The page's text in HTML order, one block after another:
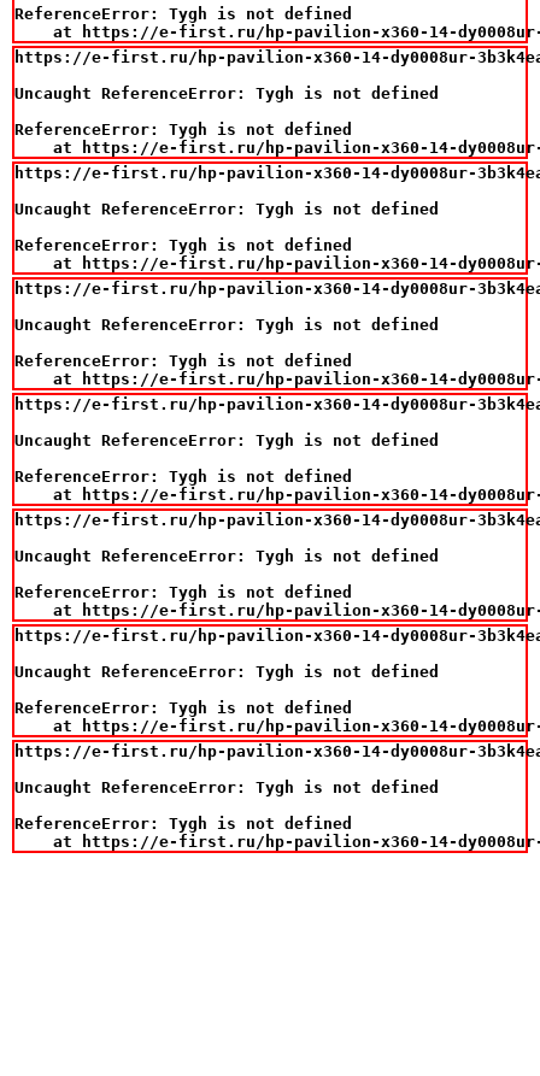
ReferenceError: Tygh is not defined
at https://e-first.ru/hp-pavilion-x360-14-
https://e-first.ru/hp-pavilion-x360-14-dy0008ur-
Uncaught ReferenceError: Tygh is not defined
ReferenceError: Tygh is not defined
at https://e-first.ru/hp-pavilion-x360-14-
https://e-first.ru/hp-pavilion-x360-14-dy0008ur-
Uncaught ReferenceError: Tygh is not defined
ReferenceError: Tygh is not defined
at https://e-first.ru/hp-pavilion-x360-14-
https://e-first.ru/hp-pavilion-x360-14-dy0008ur-
Uncaught ReferenceError: Tygh is not defined
ReferenceError: Tygh is not defined
at https://e-first.ru/hp-pavilion-x360-14-
https://e-first.ru/hp-pavilion-x360-14-dy0008ur-
Uncaught ReferenceError: Tygh is not defined
ReferenceError: Tygh is not defined
at https://e-first.ru/hp-pavilion-x360-14-
https://e-first.ru/hp-pavilion-x360-14-dy0008ur-
Uncaught ReferenceError: Tygh is not defined
ReferenceError: Tygh is not defined
at https://e-first.ru/hp-pavilion-x360-14-
https://e-first.ru/hp-pavilion-x360-14-dy0008ur-
Uncaught ReferenceError: Tygh is not defined
ReferenceError: Tygh is not defined
at https://e-first.ru/hp-pavilion-x360-14-
https://e-first.ru/hp-pavilion-x360-14-dy0008ur-
Uncaught ReferenceError: Tygh is not defined
ReferenceError: Tygh is not defined
at https://e-first.ru/hp-pavilion-x360-14-